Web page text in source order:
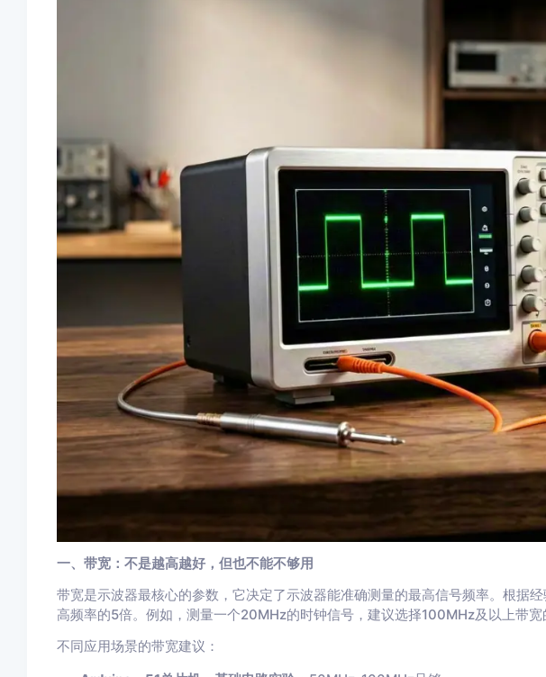
一、带宽：不是越高越好，但也不能不够用
带宽是示波器最核心的参数，它决定了示波器能准确测量的最高信号频率。根据
高频率的5倍。例如，测量一个20MHz的时钟信号，建议选择100MHz及以上带宽
不同应用场景的带宽建议：